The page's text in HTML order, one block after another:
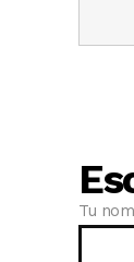
Tu